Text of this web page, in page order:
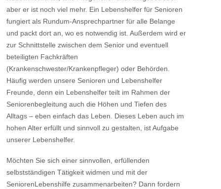
aber er ist noch viel mehr. Ein Lebenshelfer für Senioren
fungiert als Rundum-Ansprechpartner für alle Belange
und packt dort an, wo es notwendig ist. Außerdem wird er
zur Schnittstelle zwischen dem Senior und eventuell
beteiligten Fachkräften
(Krankenschwester/Krankenpfleger) oder Behörden.
Häufig werden unsere Senioren und Lebenshelfer
Freunde, denn ein Lebenshelfer teilt im Rahmen der
Seniorenbegleitung auch die Höhen und Tiefen des
Alltags – eben einfach das Leben. Dieses Leben auch im
hohen Alter erfüllt und sinnvoll zu gestalten, ist Aufgabe
unserer Lebenshelfer.
Möchten Sie sich einer sinnvollen, erfüllenden
selbstständigen Tätigkeit widmen und mit der
SeniorenLebenshilfe zusammenarbeiten? Dann fordern